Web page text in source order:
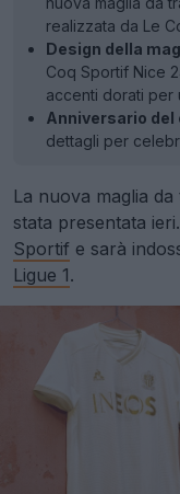
realizzata da Le
Design della
Coq Sportif Nice
accenti dorati per
Anniversario del
dettagli per
La nuova maglia
stata presentata
Sportif e sarà
Ligue 1.